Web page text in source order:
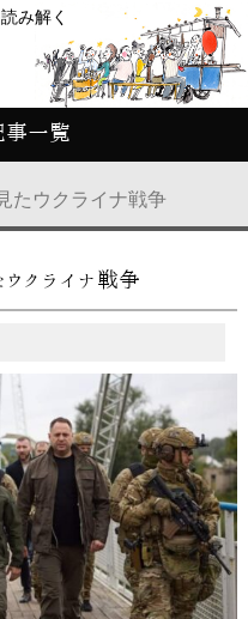
み解く
事一覧
たウクライナ戦争
ウクライナ戦争